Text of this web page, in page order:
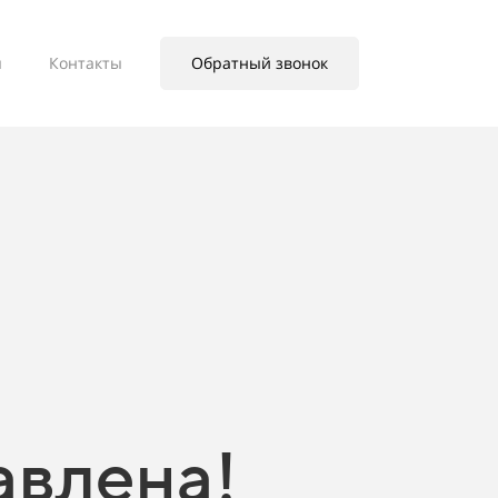
Контакты Обратный звонок